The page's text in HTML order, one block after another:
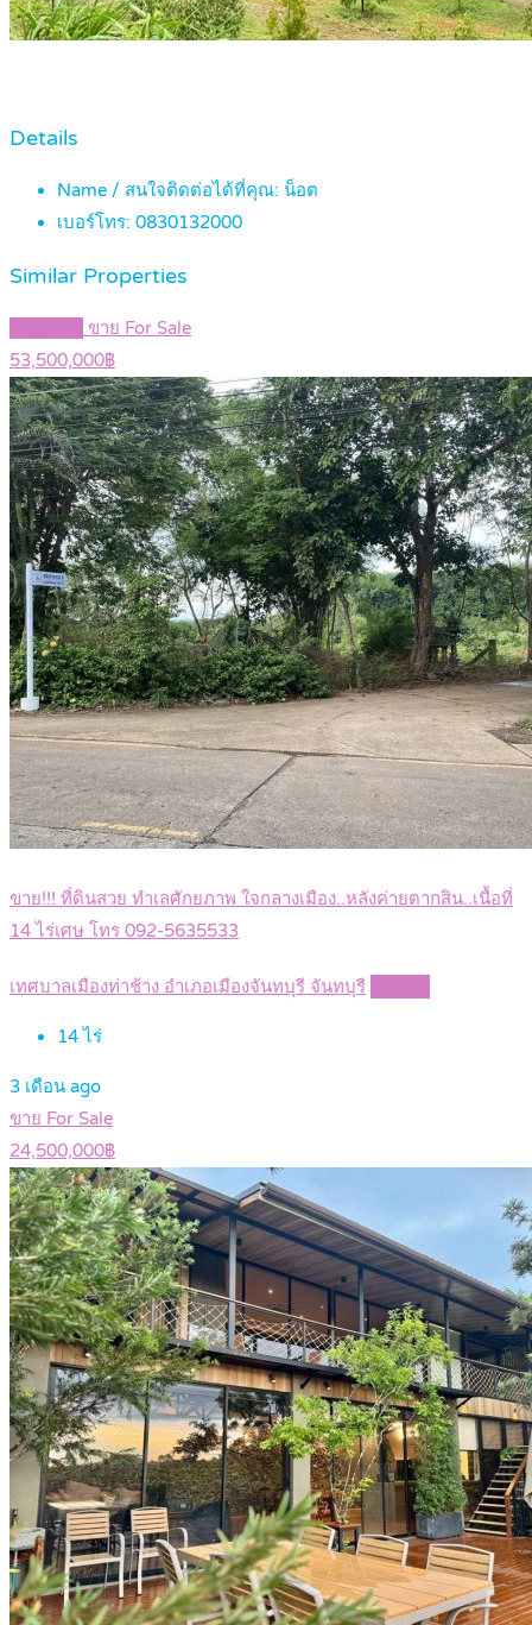
Details
Name / สนใจติดต่อได้ที่คุณ: น็อต
เบอร์โทร: 0830132000
Similar Properties
ขาย For Sale
53,500,000฿
ขาย!!! ที่ดินสวย ทำเลศักยภาพ ใจกลางเมือง..หลังค่ายตากสิน..เนื้อที่
14 ไร่เศษ โทร 092-5635533
เทศบาลเมืองท่าช้าง อำเภอเมืองจันทบุรี จันทบุรี
14 ไร่
3 เดือน ago
ขาย For Sale
24,500,000฿